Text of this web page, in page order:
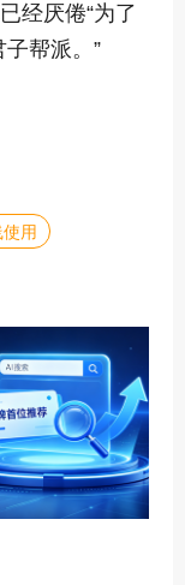
经厌倦“为了
帮派。”
用